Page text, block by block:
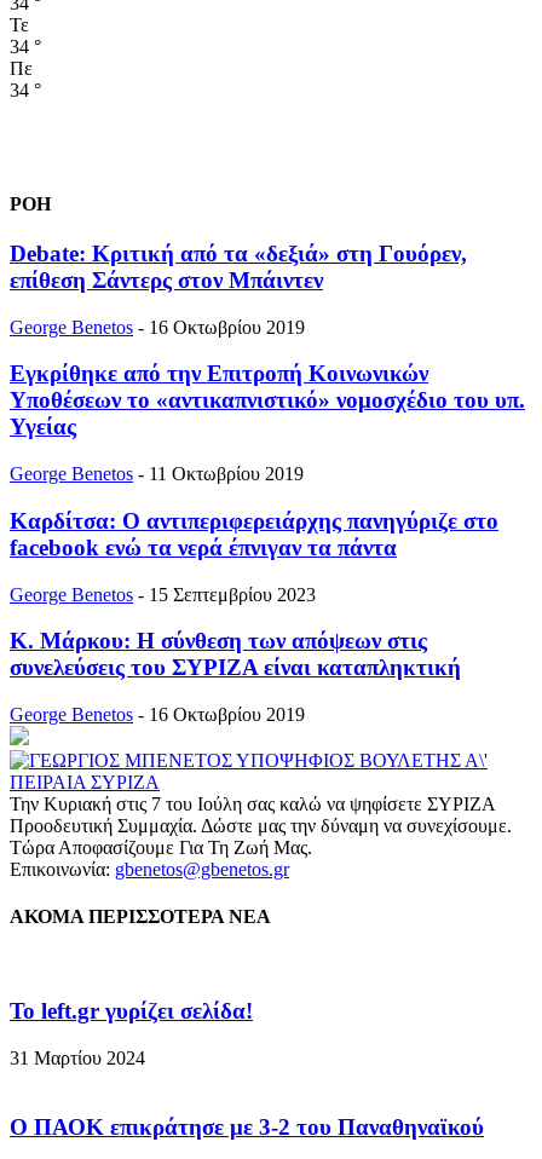
Τε
34 °
Πε
34 °
ΡΟΗ
Debate: Κριτική από τα «δεξιά» στη Γουόρεν,
επίθεση Σάντερς στον Μπάιντεν
George Benetos - 16 Οκτωβρίου 2019
Εγκρίθηκε από την Επιτροπή Κοινωνικών
Υποθέσεων το «αντικαπνιστικό» νομοσχέδιο του υπ.
Υγείας
George Benetos - 11 Οκτωβρίου 2019
Καρδίτσα: Ο αντιπεριφερειάρχης πανηγύριζε στo
facebook ενώ τα νερά έπνιγαν τα πάντα
George Benetos - 15 Σεπτεμβρίου 2023
Κ. Μάρκου: Η σύνθεση των απόψεων στις
συνελεύσεις του ΣΥΡΙΖΑ είναι καταπληκτική
George Benetos - 16 Οκτωβρίου 2019
Την Κυριακή στις 7 του Ιούλη σας καλώ να ψηφίσετε ΣΥΡΙΖΑ
Προοδευτική Συμμαχία. Δώστε μας την δύναμη να συνεχίσουμε.
Τώρα Αποφασίζουμε Για Τη Ζωή Μας.
Επικοινωνία: gbenetos@gbenetos.gr
ΑΚΟΜΑ ΠΕΡΙΣΣΟΤΕΡΑ ΝΕΑ
To left.gr γυρίζει σελίδα!
31 Μαρτίου 2024
Ο ΠΑΟΚ επικράτησε με 3-2 του Παναθηναϊκού